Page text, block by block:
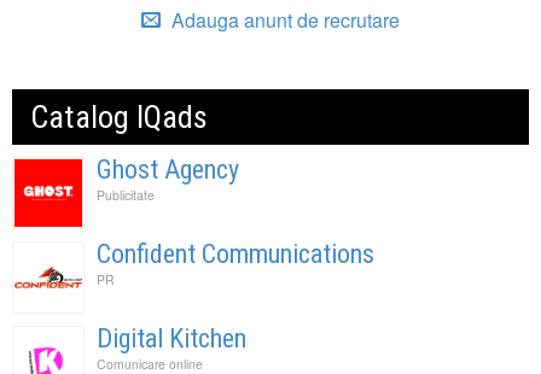
Adauga anunt de recrutare
Catalog IQads
Ghost Agency
Publicitate
Confident Communications
PR
Digital Kitchen
Comunicare online